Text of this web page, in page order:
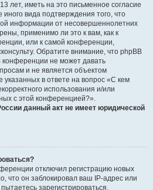
лет, иметь на это письменное согласие
вида подтверждения того, что
информации от несовершеннолетних
применимо ли это к вам, как к
или к самой конференции,
Обратите внимание, что phpBB
не может давать
и не является объектом
в ответе на вопрос «С кем
использования и/или
с этой конференцией?».
данный акт не имеет юридической
отключил регистрацию новых
что он заблокировал ваш IP-адрес или
зарегистрироваться.